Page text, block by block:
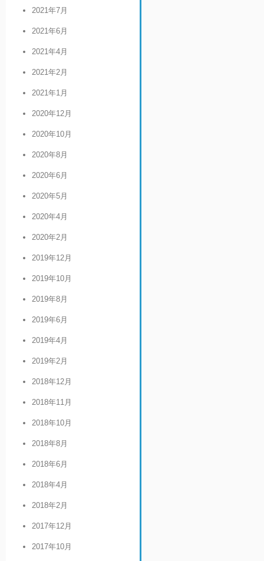
2021年7月
2021年6月
2021年4月
2021年2月
2021年1月
2020年12月
2020年10月
2020年8月
2020年6月
2020年5月
2020年4月
2020年2月
2019年12月
2019年10月
2019年8月
2019年6月
2019年4月
2019年2月
2018年12月
2018年11月
2018年10月
2018年8月
2018年6月
2018年4月
2018年2月
2017年12月
2017年10月